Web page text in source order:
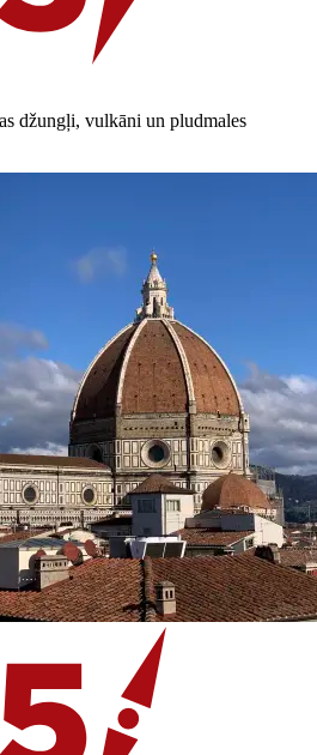
džungļi, vulkāni un pludmales